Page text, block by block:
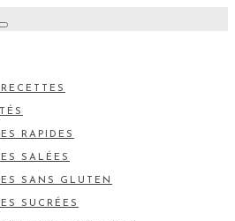
RAPIDES
SALÉES
SANS GLUTEN
SUCRÉES